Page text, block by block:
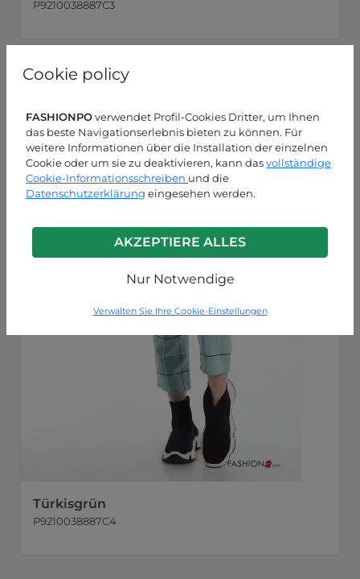
Cookie policy
FASHIONPOverwendet Profil-Cookies Dritter, um Ihnen
das beste Navigationserlebnis bieten zu können. Für
weitere Informationen über die Installation der einzelnen
Cookie oder um sie zu deaktivieren, kann dasvollständige
Cookie-Informationsschreiben und die
Datenschutzerklärung eingesehen werden.
AKZEPTIERE ALLES
Nur Notwendige
Verwalten Sie Ihre Cookie-Einstellungen
P9210038887C3
Türkisgrün
P9210038887C4